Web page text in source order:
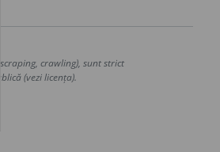
crawling), sunt strict
(vezi licența).